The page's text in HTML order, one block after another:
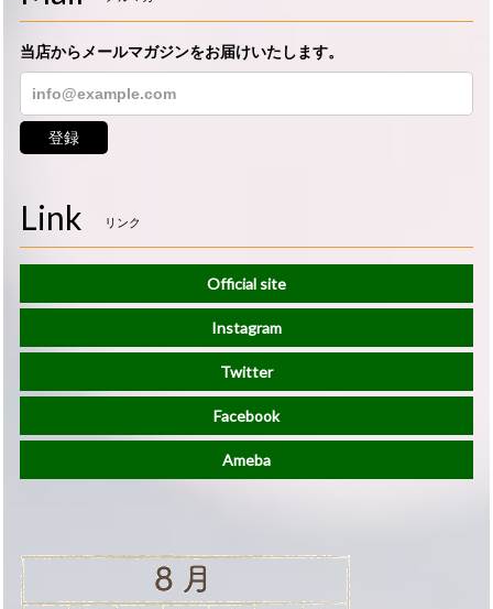
当店からメールマガジンをお届けいたします。
登録
Link リンク
Official site
Instagram
Twitter
Facebook
Ameba